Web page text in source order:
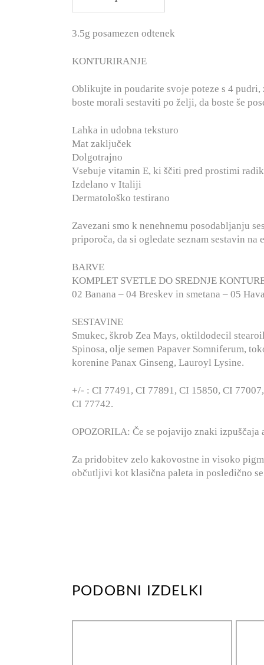
3.5g posamezen odtenek
KONTURIRANJE
Oblikujte in poudarite svoje poteze s 4
boste morali sestaviti po želji, da boste še
Lahka in udobna teksturo
Mat zaključek
Dolgotrajno
Vsebuje vitamin E, ki ščiti pred prostimi
Izdelano v Italiji
Dermatološko testirano
Zavezani smo k nenehnemu posodabljanju
priporoča, da si ogledate seznam sestavin na
BARVE
KOMPLET SVETLE DO SREDNJE
02 Banana – 04 Breskev in smetana – 05
SESTAVINE
Smukec, škrob Zea Mays, oktildodecil
Spinosa, olje semen Papaver Somniferum,
korenine Panax Ginseng, Lauroyl Lysine.
+/- : CI 77491, CI 77891, CI 15850, CI
CI 77742.
OPOZORILA: Če se pojavijo znaki
Za pridobitev zelo kakovostne in visoko
občutljivi kot klasična paleta in posledično
PODOBNI IZDELKI